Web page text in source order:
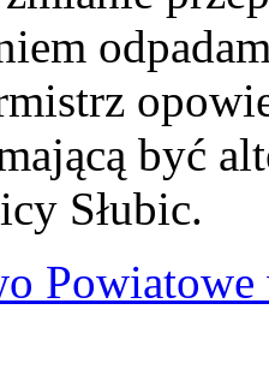
być
Słubic.
Powiatowe